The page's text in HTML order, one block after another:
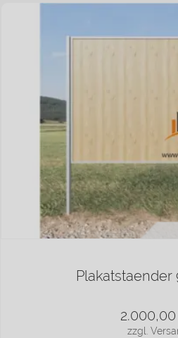
Plakatstaender
zzgl.
2.000,00